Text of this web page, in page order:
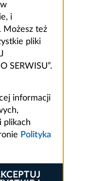
i
Możesz też
pliki
SERWISU”.
informacji
plikach
Polityka